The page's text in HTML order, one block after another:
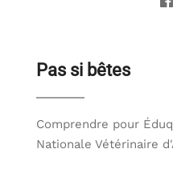
Pas si bêtes
Comprendre pour
Nationale Vétérinaire